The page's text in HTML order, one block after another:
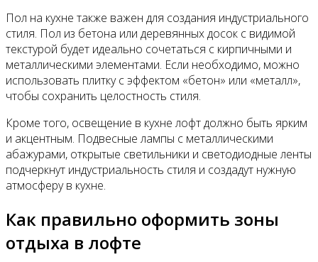
Пол на кухне также важен для создания индустриального
стиля. Пол из бетона или деревянных досок с видимой
текстурой будет идеально сочетаться с кирпичными и
металлическими элементами. Если необходимо, можно
использовать плитку с эффектом «бетон» или «металл»,
чтобы сохранить целостность стиля.
Кроме того, освещение в кухне лофт должно быть ярким
и акцентным. Подвесные лампы с металлическими
абажурами, открытые светильники и светодиодные ленты
подчеркнут индустриальность стиля и создадут нужную
атмосферу в кухне.
Как правильно оформить зоны
отдыха в лофте